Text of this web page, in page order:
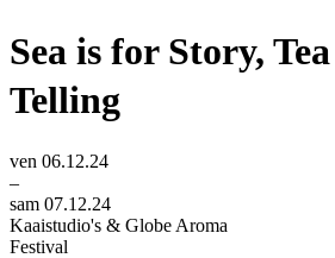
Sea is for Story,
Telling
ven 06.12.24
–
sam 07.12.24
Kaaistudio's & Globe Aroma
Festival